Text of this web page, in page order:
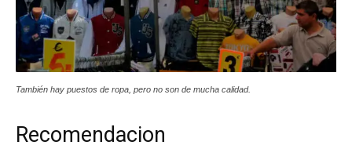
También hay puestos de ropa, pero no son de mucha calidad.
Recomendacion